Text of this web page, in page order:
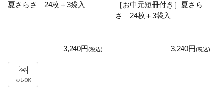
夏さらさ 24枚＋3袋入
3,240円(税込)
［お中元短冊付き］夏さら
さ 24枚＋3袋入
3,240円(税込)